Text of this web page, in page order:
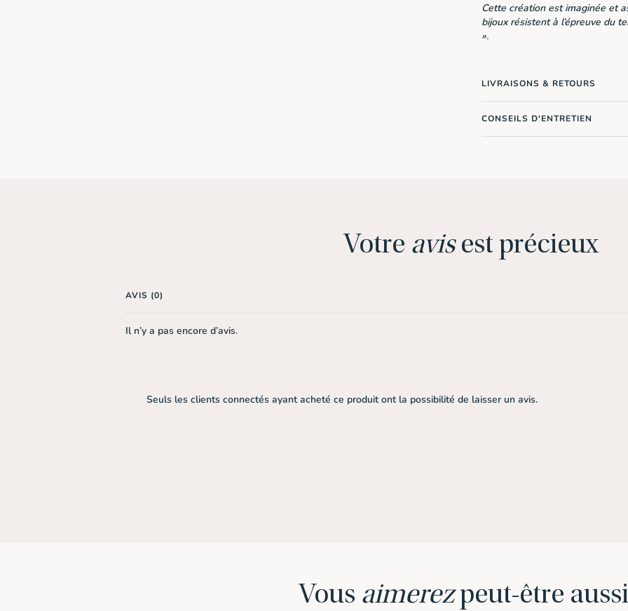
Cette création est imaginée et
bijoux résistent à l’épreuve du
».
LIVRAISONS & RETOURS
CONSEILS D'ENTRETIEN
Votre avisest précieux
AVIS (0)
Il n’y a pas encore d’avis.
Seuls les clients connectés ayant acheté ce produit ont la possibilité de laisser un avis.
Vous aimerezpeut-être